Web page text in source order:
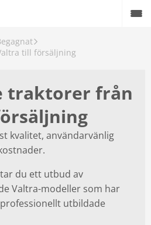
till försäljning
traktorer från
kvalitet, användarvänlig
du ett utbud av
Valtra-modeller som har
utbildade
Växtodling
Spannmål
Maskiner
Butik
Aktuellt
Kampanjer